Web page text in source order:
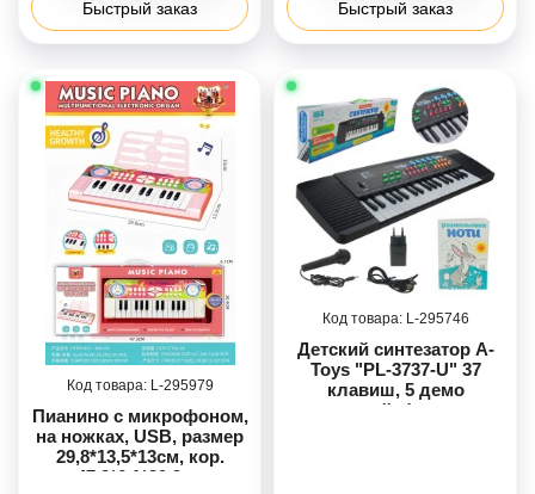
Быстрый заказ Быстрый заказ
295979
Пианино с микрофоном,
на ножках, USB, размер
29,8*13,5*13см, кор.
47,3*6,1*20,9см
295746
Детский синтезатор A-
Toys "PL-3737-U" 37
клавиш, 5 демо
мелодий, функция